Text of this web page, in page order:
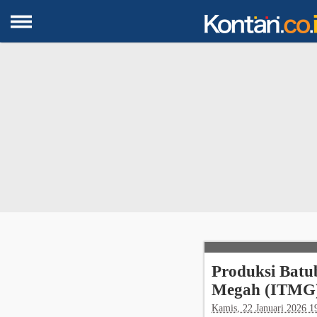
Produksi
Megah
Kamis, 22 Januari 2026